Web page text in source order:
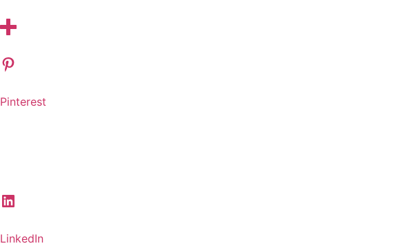
Pinterest
LinkedIn